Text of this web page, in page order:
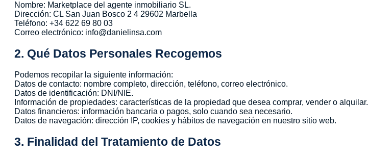
Nombre: Marketplace del agente inmobiliario SL.
Dirección: CL San Juan Bosco 2 4 29602 Marbella
Teléfono: +34 622 69 80 03
Correo electrónico: info@danielinsa.com
2. Qué Datos Personales Recogemos
Podemos recopilar la siguiente información:
Datos de contacto: nombre completo, dirección, teléfono, correo electrónico.
Datos de identificación: DNI/NIE.
Información de propiedades: características de la propiedad que desea comprar, vender o alquilar.
Datos financieros: información bancaria o pagos, solo cuando sea necesario.
Datos de navegación: dirección IP, cookies y hábitos de navegación en nuestro sitio web.
3. Finalidad del Tratamiento de Datos